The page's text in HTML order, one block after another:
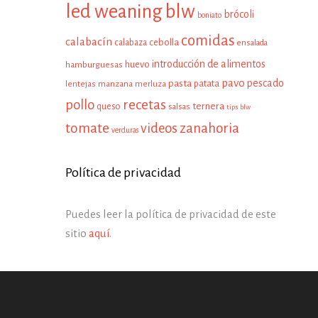
led weaning blw boniato brócoli
calabacín calabaza cebolla comidas ensalada
hamburguesas huevo introducción de alimentos
lentejas manzana merluza pasta patata pavo pescado
pollo queso recetas salsas ternera tips blw
tomate verduras videos zanahoria
Política de privacidad
Puedes leer la política de privacidad de este
sitio aquí.